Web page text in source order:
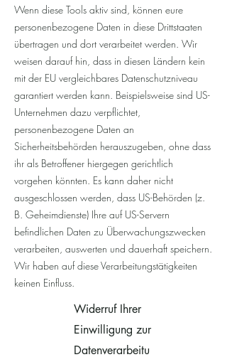
Wenn diese Tools aktiv sind, können eure
personenbezogene Daten in diese Drittstaaten
übertragen und dort verarbeitet werden. Wir
weisen darauf hin, dass in diesen Ländern kein
mit der EU vergleichbares Datenschutzniveau
garantiert werden kann. Beispielsweise sind US-
Unternehmen dazu verpflichtet,
personenbezogene Daten an
Sicherheitsbehörden herauszugeben, ohne dass
ihr als Betroffener hiergegen gerichtlich
vorgehen könnten. Es kann daher nicht
ausgeschlossen werden, dass US-Behörden (z.
B. Geheimdienste) Ihre auf US-Servern
befindlichen Daten zu Überwachungszwecken
verarbeiten, auswerten und dauerhaft speichern.
Wir haben auf diese Verarbeitungstätigkeiten
keinen Einfluss.
Widerruf Ihrer
Einwilligung zur
Datenverarbeitu